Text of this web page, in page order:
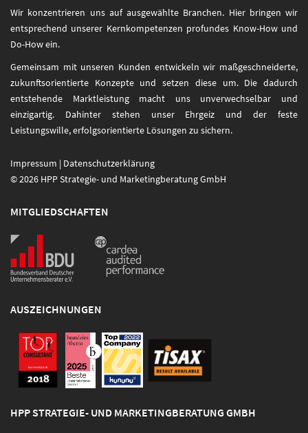
Wir konzentrieren uns auf ausgewählte Branchen. Hier bringen wir
entsprechend unserer Kernkompetenzen profundes Know-How und
Do-How ein.
Gemeinsam mit unseren Kunden entwickeln wir maßgeschneiderte,
zukunftsorientierte Konzepte und setzen diese um. Die dadurch
entstehende Marktleistung macht uns unverwechselbar und
einzigartig. Dahinter stehen unser Ehrgeiz und der feste
Leistungswille, erfolgsorientierte Lösungen zu sichern.
Impressum | Datenschutzerklärung
© 2026 HPP Strategie- und Marketingberatung GmbH
MITGLIEDSCHAFTEN
AUSZEICHNUNGEN
HPP STRATEGIE- UND MARKETINGBERATUNG GMBH